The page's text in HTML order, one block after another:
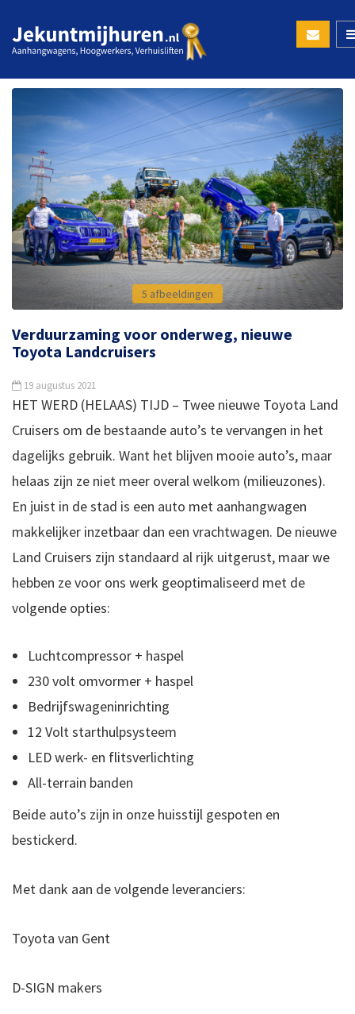
5 afbeeldingen
Verduurzaming voor onderweg, nieuwe
Toyota Landcruisers
19 augustus 2021
HET WERD (HELAAS) TIJD – Twee nieuwe Toyota Land
Cruisers om de bestaande auto’s te vervangen in het
dagelijks gebruik. Want het blijven mooie auto’s, maar
helaas zijn ze niet meer overal welkom (milieuzones).
En juist in de stad is een auto met aanhangwagen
makkelijker inzetbaar dan een vrachtwagen. De nieuwe
Land Cruisers zijn standaard al rijk uitgerust, maar we
hebben ze voor ons werk geoptimaliseerd met de
volgende opties:
Luchtcompressor + haspel
230 volt omvormer + haspel
Bedrijfswageninrichting
12 Volt starthulpsysteem
LED werk- en flitsverlichting
All-terrain banden
Beide auto’s zijn in onze huisstijl gespoten en
bestickerd.
Met dank aan de volgende leveranciers:
Toyota van Gent
D-SIGN makers